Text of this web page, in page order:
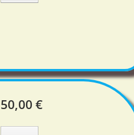
50,00 €